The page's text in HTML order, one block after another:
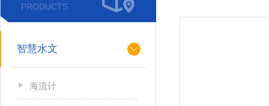
PRODUCTS
智慧水文
海流计